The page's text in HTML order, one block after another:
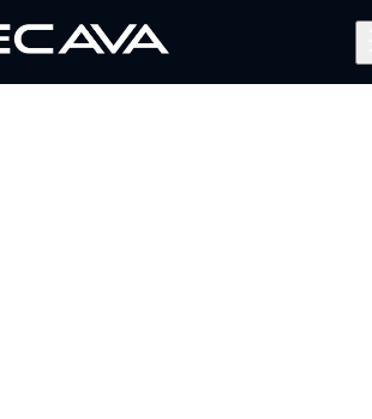
Ingresar al Aula Virtual